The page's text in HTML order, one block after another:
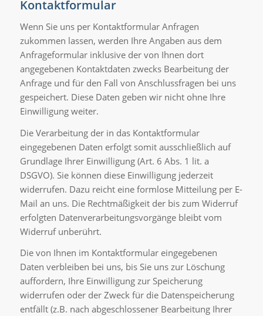
Kontaktformular
Wenn Sie uns per Kontaktformular Anfragen
zukommen lassen, werden Ihre Angaben aus dem
Anfrageformular inklusive der von Ihnen dort
angegebenen Kontaktdaten zwecks Bearbeitung der
Anfrage und für den Fall von Anschlussfragen bei uns
gespeichert. Diese Daten geben wir nicht ohne Ihre
Einwilligung weiter.
Die Verarbeitung der in das Kontaktformular
eingegebenen Daten erfolgt somit ausschließlich auf
Grundlage Ihrer Einwilligung (Art. 6 Abs. 1 lit. a
DSGVO). Sie können diese Einwilligung jederzeit
widerrufen. Dazu reicht eine formlose Mitteilung per E-
Mail an uns. Die Rechtmäßigkeit der bis zum Widerruf
erfolgten Datenverarbeitungsvorgänge bleibt vom
Widerruf unberührt.
Die von Ihnen im Kontaktformular eingegebenen
Daten verbleiben bei uns, bis Sie uns zur Löschung
auffordern, Ihre Einwilligung zur Speicherung
widerrufen oder der Zweck für die Datenspeicherung
entfällt (z.B. nach abgeschlossener Bearbeitung Ihrer